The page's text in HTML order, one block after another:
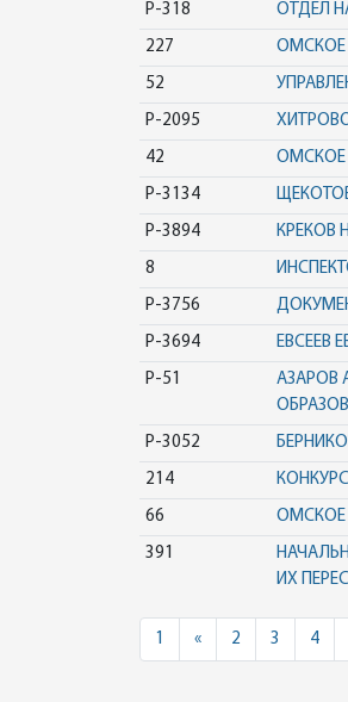
Р-318 ОТДЕЛ
227 ОМСКОЕ
52
Р-2095
42 ОМСКОЕ
Р-3134
Р-3894 КРЕКОВ
8
Р-3756
Р-3694 ЕВСЕЕВ
Р-51
АЗАРОВ
Р-3052
214
66 ОМСКОЕ
391
ИХ
1 «Previous
2 3 4